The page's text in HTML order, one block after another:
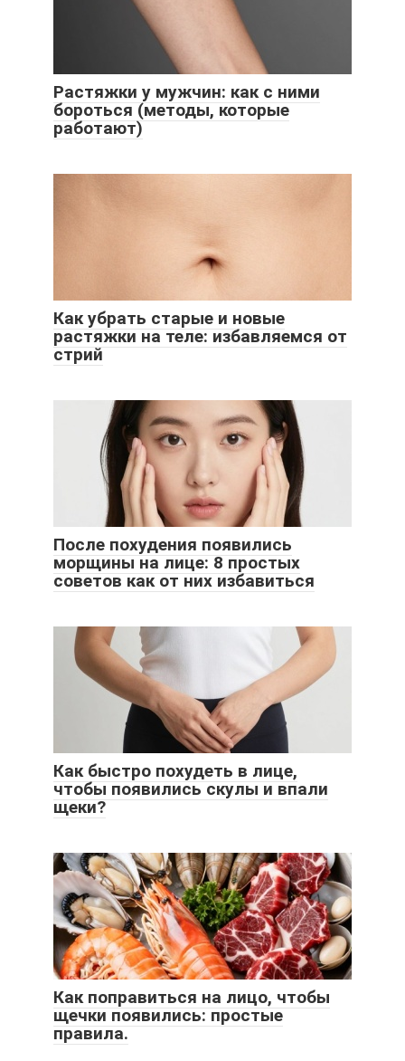
Растяжки у мужчин: как с ними
бороться (методы, которые
работают)
Как убрать старые и новые
растяжки на теле: избавляемся от
стрий
После похудения появились
морщины на лице: 8 простых
советов как от них избавиться
Как быстро похудеть в лице,
чтобы появились скулы и впали
щеки?
Как поправиться на лицо, чтобы
щечки появились: простые
правила.